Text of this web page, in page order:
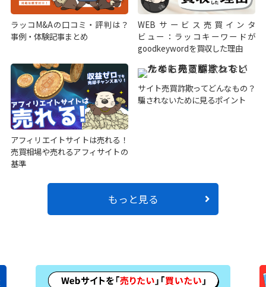
ラッコM&Aの口コミ・評判は？
事例・体験記事まとめ
WEBサービス売買インタ
ビュー：ラッコキーワードが
goodkeywordを買収した理由
アフィリエイトサイトは売れる！
売買相場や売れるアフィサイトの
基準
サイト売買詐欺ってどんなもの？
騙されないために見るポイント
もっと見る